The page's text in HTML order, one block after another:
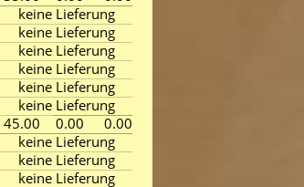
keine Lieferung
keine Lieferung
keine Lieferung
keine Lieferung
keine Lieferung
keine Lieferung
45.00 0.00
0.00
keine Lieferung
keine Lieferung
keine Lieferung